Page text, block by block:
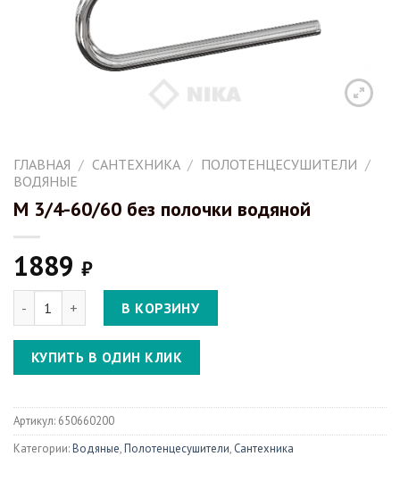
ГЛАВНАЯ / САНТЕХНИКА / ПОЛОТЕНЦЕСУШИТЕЛИ /
ВОДЯНЫЕ
М 3/4-60/60 без полочки водяной
1889 ₽
Количество М 3/4-60/60 без полочки водяной
В КОРЗИНУ
КУПИТЬ В ОДИН КЛИК
Артикул: 650660200
Категории:Водяные,Полотенцесушители, Сантехника